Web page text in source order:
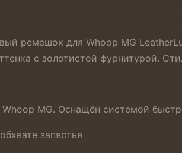
ремешок для Whoop MG
с золотистой фурнитурой.
MG. Оснащён системой
запястья